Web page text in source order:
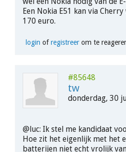
Een Nokia E51 kan via
170 euro.
login ofregistreerom te
#85648
tw
donderdag, 30
@luc: Ik stel me kandidaat
Hoe zit het eigenlijk met het
batterijen niet echt vrolijk